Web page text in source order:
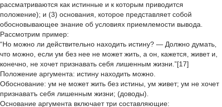
рассматриваются как истинные и к которым приводится
положение); и (3) основания, которое представляет собой
обосновывающее знание об условиях приемлемости вывода.
Рассмотрим пример:
“Но можно ли действительно находить истину? — Должно думать,
что можно, если ум без нее не может жить, а он, кажется, живет и,
конечно, не хочет признавать себя лишенным жизни.”[17]
Положение аргумента: истину находить можно.
Обоснование: ум не может жить без истины, ум живет; ум не хочет
признаватъ себя лишенным жизни; (доводы).
Основание аргумента включает три составляющие: